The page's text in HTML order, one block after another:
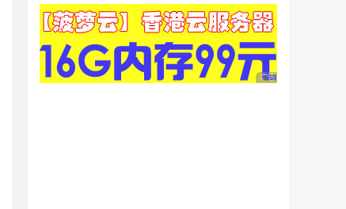
广告 商业广告，理性